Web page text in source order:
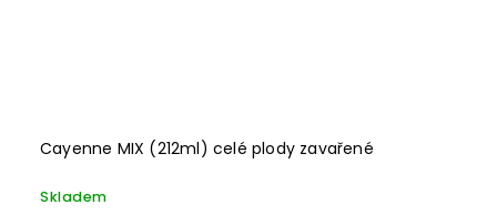
Cayenne MIX (212ml) celé plody zavařené
Skladem